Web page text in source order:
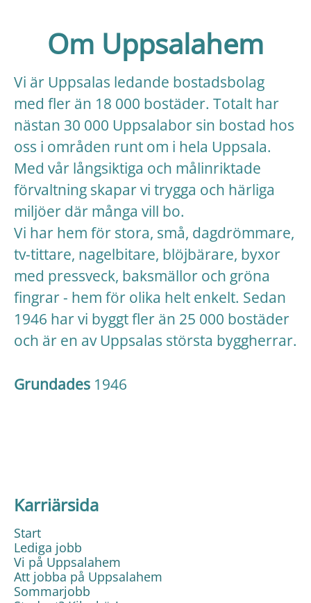
Om Uppsalahem
Vi är Uppsalas ledande bostadsbolag
med fler än 18 000 bostäder. Totalt har
nästan 30 000 Uppsalabor sin bostad hos
oss i områden runt om i hela Uppsala.
Med vår långsiktiga och målinriktade
förvaltning skapar vi trygga och härliga
miljöer där många vill bo.
Vi har hem för stora, små, dagdrömmare,
tv-tittare, nagelbitare, blöjbärare, byxor
med pressveck, baksmällor och gröna
fingrar - hem för olika helt enkelt. Sedan
1946 har vi byggt fler än 25 000 bostäder
och är en av Uppsalas största byggherrar.
Grundades 1946
Karriärsida
Start
Lediga jobb
Vi på Uppsalahem
Att jobba på Uppsalahem
Sommarjobb